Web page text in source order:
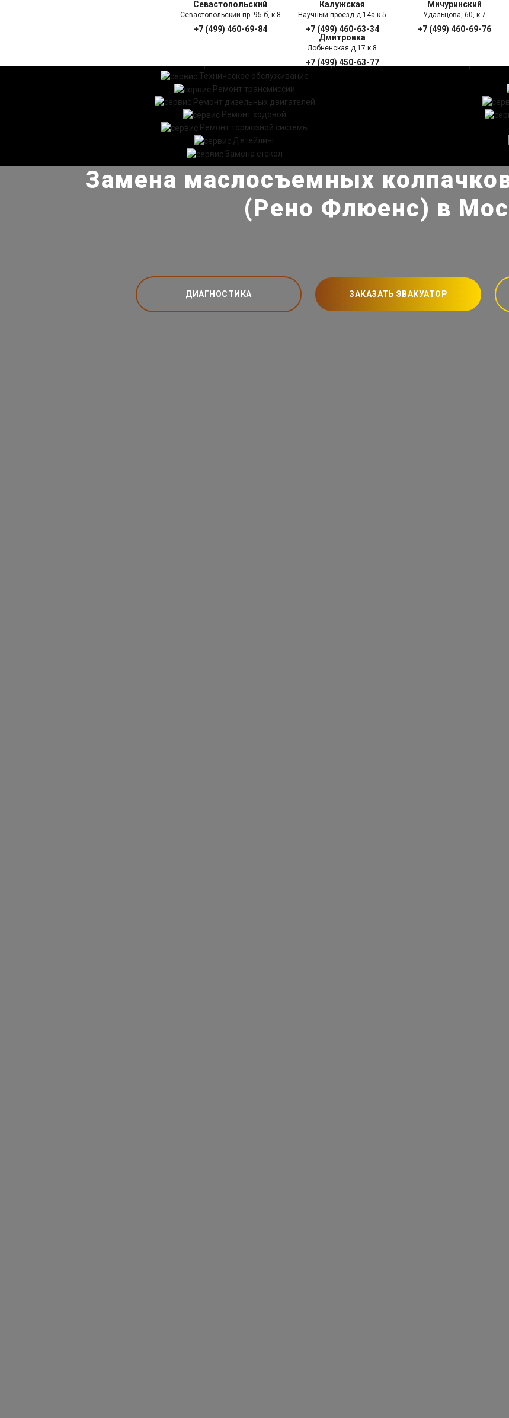
Севастопольский
Севастопольский пр. 95 б, к.8
+7 (499) 460-69-84
Калужская
Научный проезд д.14а к.5
+7 (499) 460-63-34
Мичуринский
Удальцова, 60, к.7
+7 (499) 460-69-76
Дмитровка
Лобненская д.17 к.8
+7 (499) 450-63-77ПРАЙС ЛИСТ
Техническое обслуживание
Ремонт трансмиссии
Ремонт дизельных двигателей
Ремонт ходовой
Ремонт тормозной системы
Детейлинг
Замена стекол
Замена маслосъемных
(Рено Флюенс) в
ДИАГНОСТИКА ЗАКАЗАТЬ ЭВАКУАТОР